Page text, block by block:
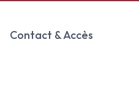
Contact & Accès